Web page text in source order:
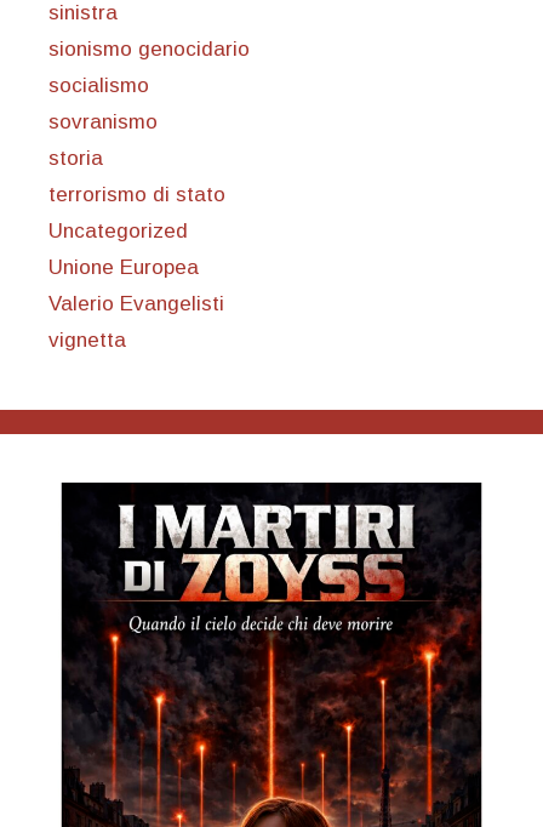
sinistra
sionismo genocidario
socialismo
sovranismo
storia
terrorismo di stato
Uncategorized
Unione Europea
Valerio Evangelisti
vignetta